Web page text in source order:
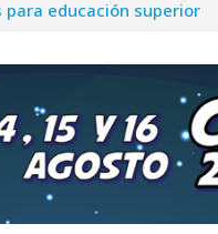
para educación superior